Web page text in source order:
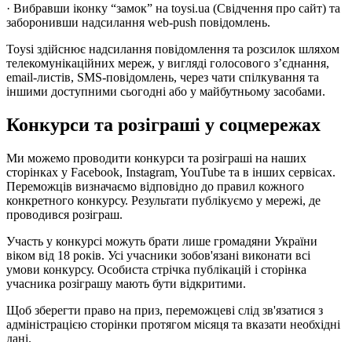
· Вибравши іконку “замок” на toysi.ua (Свідчення про сайт) та
заборонивши надсилання web-push повідомлень.
Toysi здійснює надсилання повідомлення та розсилок шляхом
телекомунікаційних мереж, у вигляді голосового з’єднання,
email-листів, SMS-повідомлень, через чати спілкування та
іншими доступними сьогодні або у майбутньому засобами.
Конкурси та розіграші у соцмережах
Ми можемо проводити конкурси та розіграші на наших
сторінках у Facebook, Instagram, YouTube та в інших сервісах.
Переможців визначаємо відповідно до правил кожного
конкретного конкурсу. Результати публікуємо у мережі, де
проводився розіграш.
Участь у конкурсі можуть брати лише громадяни України
віком від 18 років. Усі учасники зобов'язані виконати всі
умови конкурсу. Особиста стрічка публікацій і сторінка
учасника розіграшу мають бути відкритими.
Щоб зберегти право на приз, переможцеві слід зв'язатися з
адміністрацією сторінки протягом місяця та вказати необхідні
дані.